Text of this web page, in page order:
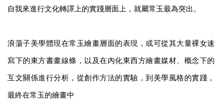
自我來進行文化轉譯上的實踐層面上，就屬常玉最為突出。
浪蕩子美學體現在常玉繪畫層面的表現，或可從其大量裸女速
寫下的東方書畫線條，以及在內化東西方繪畫媒材、概念下的
互文關係進行分析，從創作方法的實驗，到美學風格的實踐，
最終在常玉的繪畫中